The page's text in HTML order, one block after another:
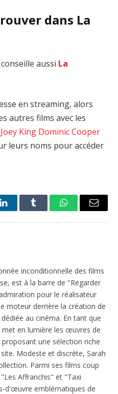
dans La
aussi La
en streaming, alors
autres films avec les
Joey King Dominic Cooper
leurs noms pour accéder
LinkedInTumblr WhatsAppEmail
inconditionnelle des films
est à la barre de "Regarder
pour le réalisateur
moteur derrière la création de
au cinéma. En tant que
met en lumière les œuvres de
une sélection riche
Modeste et discrète, Sarah
Parmi ses films coup
Affranchis" et "Taxi
d'œuvre emblématiques de